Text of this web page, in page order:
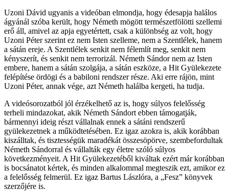
Uzoni Dávid ugyanis a videóban elmondja, hogy édesapja halálos
ágyánál szóba került, hogy Németh mögött természetfölötti szellemi
erő áll, amivel az apja egyetértett, csak a különbség az volt, hogy
Uzoni Péter szerint ez nem Isten szelleme, nem a Szentlélek, hanem
a sátán ereje. A Szentlélek senkit nem félemlít meg, senkit nem
kényszerít, és senkit nem terrorizál. Németh Sándor nem az Isten
embere, hanem a sátán szolgája, a sátán eszköze, a Hit Gyülekezete
felépítése ördögi és a babiloni rendszer része. Aki erre rájön, mint
Uzoni Péter, annak vége, azt Németh halálba kergeti, ha tudja.
A videósorozatból jól érzékelhető az is, hogy súlyos felelősség
terheli mindazokat, akik Németh Sándort ebben támogatják,
bármennyi ideig részt vállalnak ennek a sátáni rendszerű
gyülekezetnek a működtetésében. Ez igaz azokra is, akik korábban
kiszálltak, és tisztességük maradékát összesöpörve, szembefordultak
Németh Sándorral és vállalták egy életre szóló súlyos
következményeit. A Hit Gyülekezetéből kiváltak ezért már korábban
is bocsánatot kértek, és minden alkalommal megteszik ezt, amikor ez
a felelősség felmerül. Ez igaz Bartus Lászlóra, a „Fesz” könyvek
szerzőjére is.